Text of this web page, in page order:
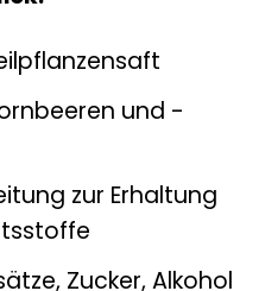
und -
zur Erhaltung
Zucker, Alkohol